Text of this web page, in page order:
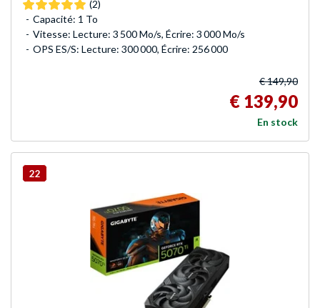
(2)
Capacité: 1 To
Vitesse: Lecture: 3 500 Mo/s, Écrire: 3 000 Mo/s
OPS ES/S: Lecture: 300 000, Écrire: 256 000
€ 149,90
€ 139,90
En stock
22